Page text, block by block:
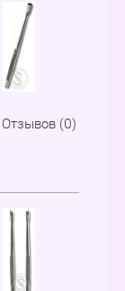
Отзывов (0)